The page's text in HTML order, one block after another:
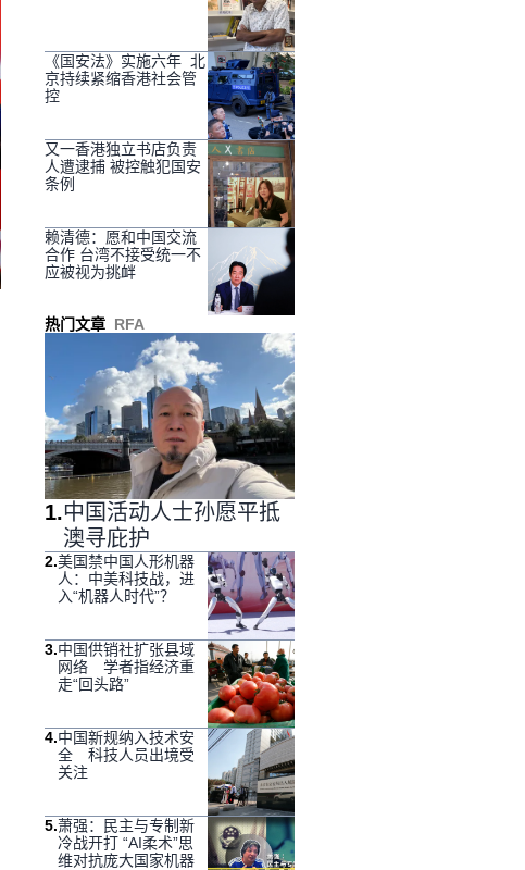
《国安法》实施六年 北
京持续紧缩香港社会管
控
又一香港独立书店负责
人遭逮捕 被控触犯国安
条例
赖清德：愿和中国交流
合作 台湾不接受统一不
应被视为挑衅
热门文章 RFA
1.中国活动人士孙愿平抵
澳寻庇护
2.美国禁中国人形机器
人：中美科技战，进
入“机器人时代”？
3.中国供销社扩张县域
网络 学者指经济重
走“回头路”
4.中国新规纳入技术安
全 科技人员出境受
关注
5.萧强：民主与专制新
冷战开打 “AI柔术”思
维对抗庞大国家机器